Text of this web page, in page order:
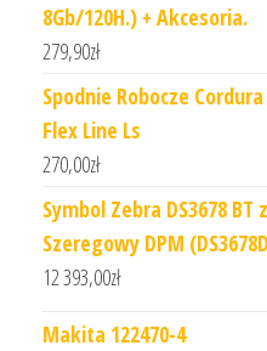
8Gb/120H.) + Akcesoria.
279,90zł
Spodnie Robocze
Flex Line Ls
270,00zł
Symbol Zebra DS3678 BT
Szeregowy DPM
12 393,00zł
Makita 122470-4